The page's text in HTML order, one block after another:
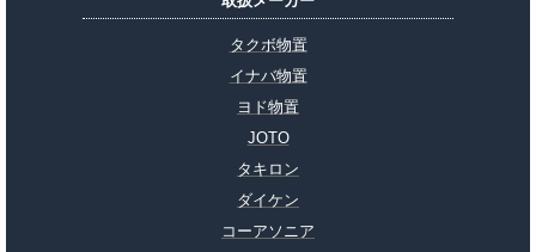
タクボ物置
イナバ物置
ヨド物置
JOTO
タキロン
ダイケン
コーアソニア